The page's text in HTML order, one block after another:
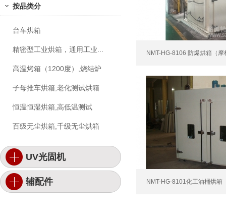
按品类分
台车烘箱
精密型工业烘箱，通用工业...
高温烤箱（1200度）,烧结炉
子母推车烘箱,老化测试烘箱
恒温恒湿烘箱,高低温测试
百级无尘烘箱,千级无尘烘箱
UV光固机
辅配件
NMT-HG-8106 防爆烘箱（摩
NMT-HG-8101化工油桶烘箱